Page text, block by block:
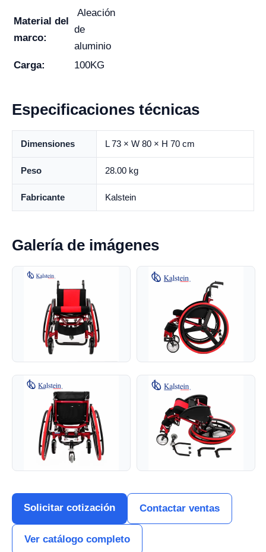
Material del
marco:
Aleación
de
aluminio
Carga:
100KG
Especificaciones técnicas
Dimensiones L 73 × W 80 × H 70 cm
Peso 28.00 kg
Fabricante Kalstein
Galería de imágenes
Solicitar cotización Contactar ventas
Ver catálogo completo